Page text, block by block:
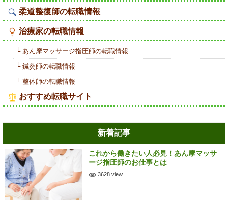
柔道整復師の転職情報
治療家の転職情報
└ あん摩マッサージ指圧師の転職情報
└ 鍼灸師の転職情報
└ 整体師の転職情報
おすすめ転職サイト
新着記事
これから働きたい人必見！あん摩マッサ
ージ指圧師のお仕事とは
3628 view